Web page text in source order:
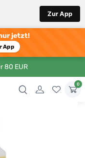
Zur App
jetzt!
App
80 EUR
0